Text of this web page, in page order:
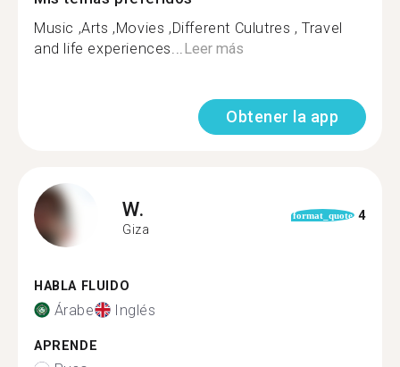
Music ,Arts ,Movies ,Different Culutres , Travel
and life experiences...Leer más
Obtener la app
W.
Giza
format_quote 4
HABLA FLUIDO
Árabe Inglés
APRENDE